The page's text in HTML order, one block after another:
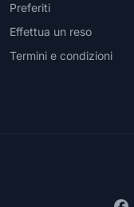
Preferiti
Effettua un reso
Termini e condizioni